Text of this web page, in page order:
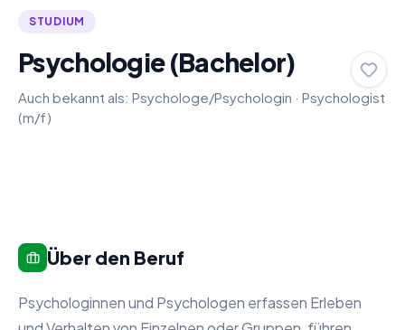
STUDIUM
Psychologie (Bachelor)
Auch bekannt als: Psychologe/Psychologin · Psychologist
(m/f)
Über den Beruf
Psychologinnen und Psychologen erfassen Erleben